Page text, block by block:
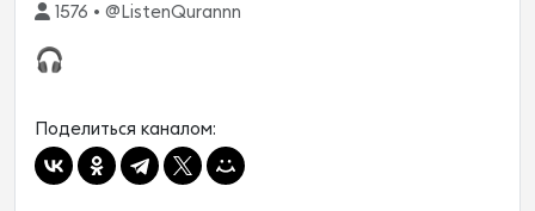
1576 • @ListenQurannn
🎧
Поделиться каналом: